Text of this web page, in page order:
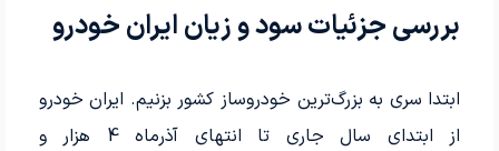
بررسی جزئیات سود و زیان ایران خودرو
ابتدا سری به بزرگ‌ترین خودروساز کشور بزنیم. ایران‌ خودرو
از ابتدای سال‌ جاری تا انتهای آذرماه 4‌ هزار و